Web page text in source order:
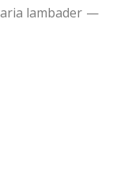
lambader —